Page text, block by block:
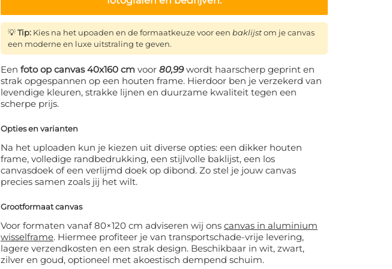
💡Tip: Kies na het upoaden en de formaatkeuze voor een baklijstom je canvas
een moderne en luxe uitstraling te geven.
Een foto op canvas 40x160 cm voor 80,99wordt haarscherp geprint en
strak opgespannen op een houten frame. Hierdoor ben je verzekerd van
levendige kleuren, strakke lijnen en duurzame kwaliteit tegen een
scherpe prijs.
Opties en varianten
Na het uploaden kun je kiezen uit diverse opties: een dikker houten
frame, volledige randbedrukking, een stijlvolle baklijst, een los
canvasdoek of een verlijmd doek op dibond. Zo stel je jouw canvas
precies samen zoals jij het wilt.
Grootformaat canvas
Voor formaten vanaf 80×120 cm adviseren wij ons canvas in aluminium
wisselframe. Hiermee profiteer je van transportschade-vrije levering,
lagere verzendkosten en een strak design. Beschikbaar in wit, zwart,
zilver en goud, optioneel met akoestisch dempend schuim.